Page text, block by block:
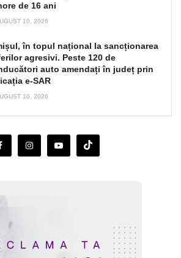
de 16 ani
10, 2026
în topul național la sancționarea
agresivi. Peste 120 de
auto amendați în județ prin
e-SAR
10, 2026